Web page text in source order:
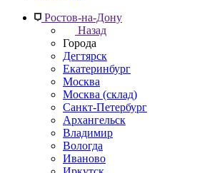
Ростов-на-Дону
Назад
Города
Дегтярск
Екатеринбург
Москва
Москва (склад)
Санкт-Петербург
Архангельск
Владимир
Вологда
Иваново